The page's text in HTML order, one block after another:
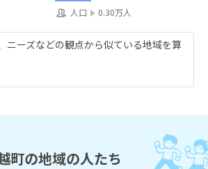
人口 0.30万人
ニーズなどの観点から似ている地域を算
町の地域の人たち